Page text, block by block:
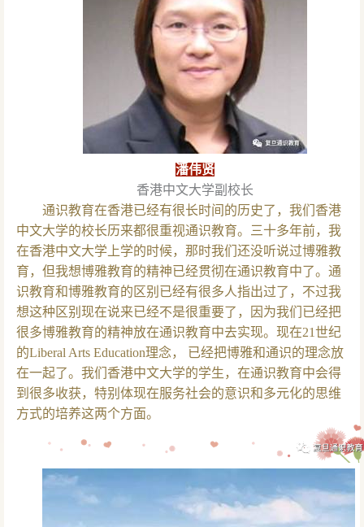
潘伟贤
香港中文大学副校长
通识教育在香港已经有很长时间的历史了，我们香港
中文大学的校长历来都很重视通识教育。三十多年前，我
在香港中文大学上学的时候，那时我们还没听说过博雅教
育，但我想博雅教育的精神已经贯彻在通识教育中了。通
识教育和博雅教育的区别已经有很多人指出过了，不过我
想这种区别现在说来已经不是很重要了，因为我们已经把
很多博雅教育的精神放在通识教育中去实现。现在21世纪
的Liberal Arts Education理念， 已经把博雅和通识的理念放
在一起了。我们香港中文大学的学生，在通识教育中会得
到很多收获，特别体现在服务社会的意识和多元化的思维
方式的培养这两个方面。